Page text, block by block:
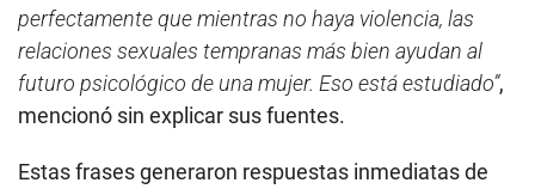
perfectamente que mientras no haya violencia, las
relaciones sexuales tempranas más bien ayudan al
futuro psicológico de una mujer. Eso está estudiado”,
mencionó sin explicar sus fuentes.
Estas frases generaron respuestas inmediatas de